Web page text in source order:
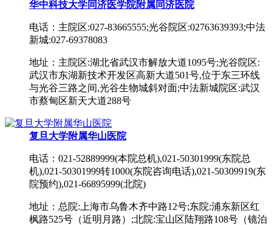
华中科技大学同济医学院附属同济医院
电话：主院区:027-83665555;光谷院区:02763639393;中法
新城:027-69378083
地址：主院区:湖北省武汉市解放大道1095号;光谷院区:
武汉市东湖新技术开发区高新大道501号,位于东三环线
与光谷三路之间,光谷生物城斜对面;中法新城院区:武汉
市蔡甸区新天大道288号
复旦大学附属华山医院
电话：021-52889999(本院总机),021-50301999(东院总
机),021-50301999转1000(东院咨询电话),021-50309919(东
院预约),021-66895999(北院)
地址：总院:上海市乌鲁木齐中路12号;东院:浦东新区红
枫路525号（近明月路）;北院:宝山区陆翔路108号（镜泊